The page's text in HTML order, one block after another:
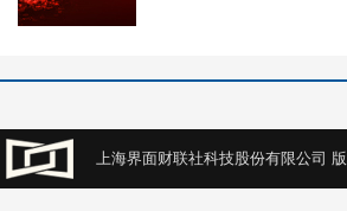
上海界面财联社科技股份有限公司